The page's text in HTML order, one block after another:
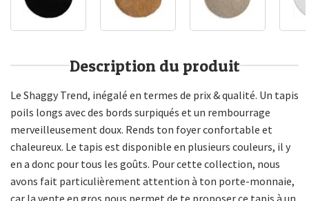
Description du produit
Le Shaggy Trend, inégalé en termes de prix & qualité. Un tapis
poils longs avec des bords surpiqués et un rembourrage
merveilleusement doux. Rends ton foyer confortable et
chaleureux. Le tapis est disponible en plusieurs couleurs, il y
en a donc pour tous les goûts. Pour cette collection, nous
avons fait particulièrement attention à ton porte-monnaie,
car la vente en gros nous permet de te proposer ce tapis à un